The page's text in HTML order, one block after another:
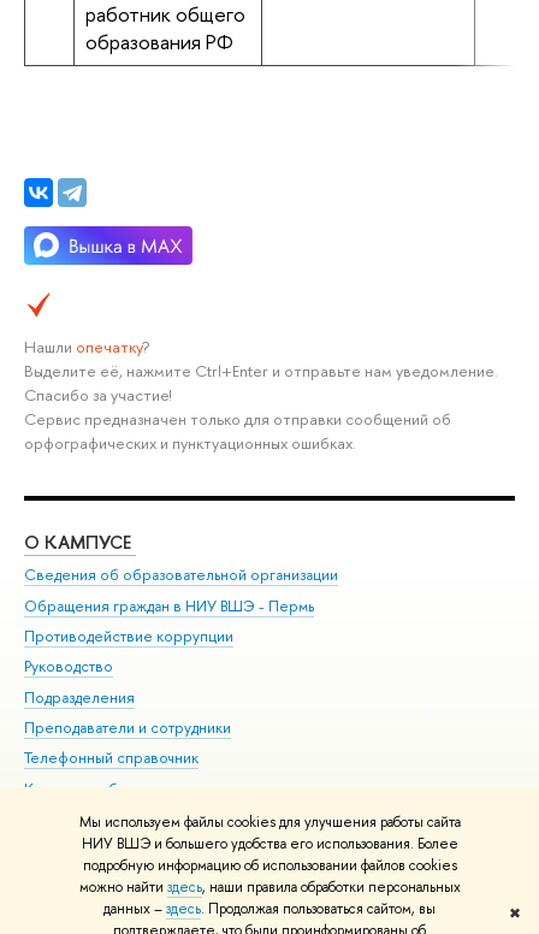
Мы используем файлы cookies для улучшения работы сайта
НИУ ВШЭ и большего удобства его использования. Более
подробную информацию об использовании файлов cookies
можно найти здесь, наши правила обработки персональных
данных –здесь. Продолжая пользоваться сайтом, вы
✖
работник общего
образования РФ
Нашли опечатку?
Выделите её, нажмите Ctrl+Enter и отправьте нам уведомление.
Спасибо за участие!
Сервис предназначен только для отправки сообщений об
орфографических и пунктуационных ошибках.
О КАМПУСЕ
Сведения об образовательной организации
Обращения граждан в НИУ ВШЭ - Пермь
Противодействие коррупции
Руководство
Подразделения
Преподаватели и сотрудники
Телефонный справочник
Корпуса и общежития
ВШЭ для студентов с ограниченными возможностями
здоровья и инвалидностью
Единая платежная страница